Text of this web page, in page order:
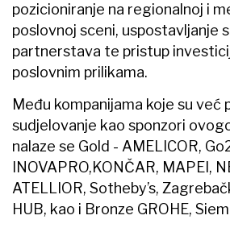
pozicioniranje na regionalnoj i
poslovnoj sceni, uspostavljanje
partnerstava te pristup
poslovnim prilikama.
Među kompanijama koje su već
sudjelovanje kao sponzori
nalaze se Gold - AMELICOR,
INOVAPRO,KONČAR, MAPEI,
ATELLIOR, Sotheby’s,
HUB, kao i Bronze GROHE,